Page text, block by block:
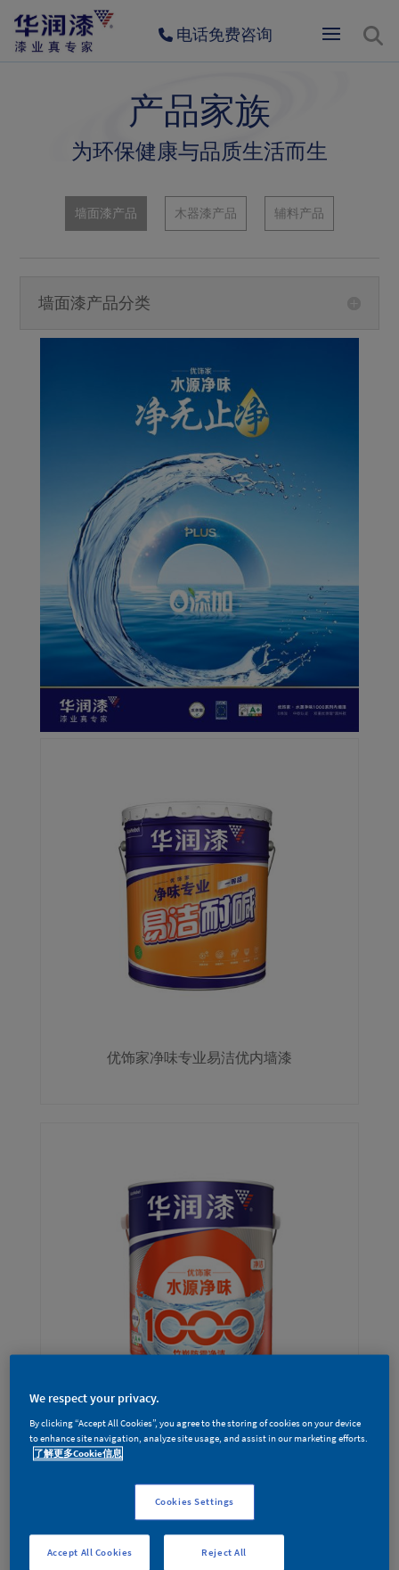
电话免费咨询
产品家族
为环保健康与品质生活而生
墙面漆产品 木器漆产品 辅料产品
墙面漆产品分类
优饰家净味专业易洁优内墙漆
水源净味1000竹炭超易净内墙漆
We respect your privacy.
By clicking “Accept All Cookies”, you agree to the storing of cookies on your device
to enhance site navigation, analyze site usage, and assist in our marketing efforts.
了解更多Cookie信息
Cookies Settings
Reject All
Accept All Cookies